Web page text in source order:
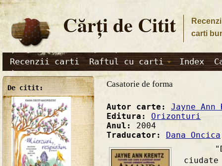
Cărţi de Citit
carti
Recenzii carti Raftul cu carti Index
De citit: Casatorie de forma
Autor carte: Jayne Ann
Editura: Orizonturi
Anul: 2004
Traducator: Dana Oncica